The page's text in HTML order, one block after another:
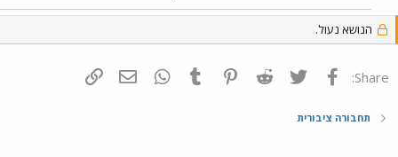
הנושא נעול.
Share: פייסבוק Twitter
Reddit
Pinterest
Tumblr
WhatsAppדואר אלקטרוני
תחבורה ציבורית